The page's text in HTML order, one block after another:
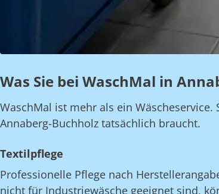
Was Sie bei WaschMal in
WaschMal ist mehr als ein
Annaberg-Buchholz tatsächlich braucht.
Textilpflege
Professionelle Pflege nach
nicht für Industriewäsche geeignet sind,